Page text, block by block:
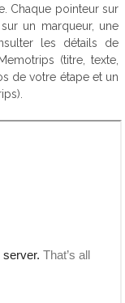
Chaque pointeur sur
un marqueur, une
les détails de
(titre, texte,
de votre étape et un